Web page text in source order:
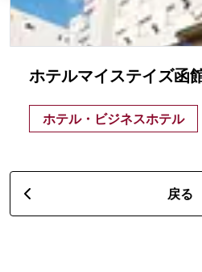
ホテルマイステイズ函
ホテル・ビジネスホテル
戻る